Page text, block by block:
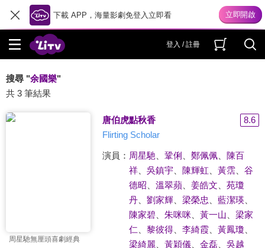
下載 APP，海量影劇免登入立即看
登入 / 註冊
搜尋 "余國樂"
共 3 筆結果
周星馳無厘頭喜劇經典
唐伯虎點秋香
8.6
Flirting Scholar
演員： 周星馳 鞏俐 鄭佩佩、 陳百
祥、 吳鎮宇、 陳輝虹、 黃霑、 谷
德昭
溫翠蘋、 姜皓文
苑瓊
丹、 劉家輝、 梁榮忠 藍潔瑛、
陳家碧、 朱咪咪 黃一山
梁家
仁
黎彼得、 李綺霞、 黃鳳瓊
梁綺麗
黃穎儀、 金磊、 吳越